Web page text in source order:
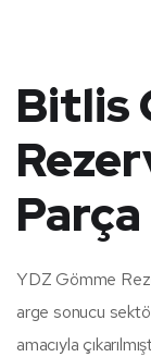
Bitlis
Parça
YDZ Gömme
arge sonucu
amacıyla